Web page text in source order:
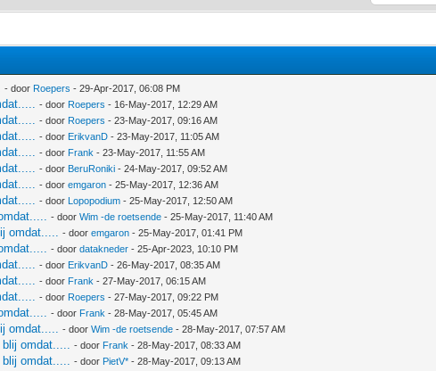
- door Roepers - 29-Apr-2017, 06:08 PM
- door Roepers - 16-May-2017, 12:29 AM
- door Roepers - 23-May-2017, 09:16 AM
- door ErikvanD - 23-May-2017, 11:05 AM
- door Frank - 23-May-2017, 11:55 AM
- door BeruRoniki - 24-May-2017, 09:52 AM
- dooremgaron - 25-May-2017, 12:36 AM
- door Lopopodium - 25-May-2017, 12:50 AM
- doorWim -de roetsende - 25-May-2017, 11:40 AM
omdat..... - dooremgaron - 25-May-2017, 01:41 PM
- doordatakneder - 25-Apr-2023, 10:10 PM
- door ErikvanD - 26-May-2017, 08:35 AM
- door Frank - 27-May-2017, 06:15 AM
- door Roepers - 27-May-2017, 09:22 PM
- door Frank - 28-May-2017, 05:45 AM
omdat..... - doorWim -de roetsende - 28-May-2017, 07:57 AM
blij omdat..... - door Frank - 28-May-2017, 08:33 AM
blij omdat..... - door PietV* - 28-May-2017, 09:13 AM